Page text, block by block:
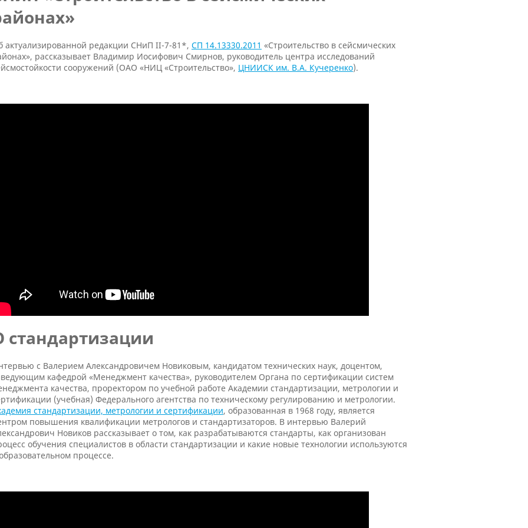
актуализированной редакции СНиП II-7-81*, СП 14.13330.2011 «Строительство в сейсмических
рассказывает Владимир Иосифович Смирнов, руководитель центра исследований
сооружений (ОАО «НИЦ «Строительство», ЦНИИСК им. В.А. Кучеренко).
стандартизации
с Валерием Александровичем Новиковым, кандидатом технических наук, доцентом,
кафедрой «Менеджмент качества», руководителем Органа по сертификации систем
качества, проректором по учебной работе Академии стандартизации, метрологии и
(учебная) Федерального агентства по техническому регулированию и метрологии.
стандартизации, метрологии и сертификации, образованная в 1968 году, является
повышения квалификации метрологов и стандартизаторов. В интервью Валерий
Новиков рассказывает о том, как разрабатываются стандарты, как организован
обучения специалистов в области стандартизации и какие новые технологии используются
процессе.